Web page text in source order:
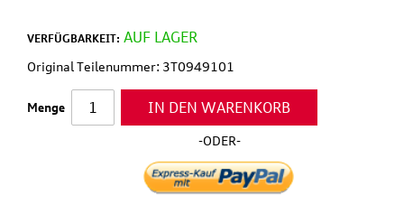
VERFÜGBARKEIT: AUF LAGER
Original Teilenummer: 3T0949101
Menge IN DEN WARENKORB
-ODER-